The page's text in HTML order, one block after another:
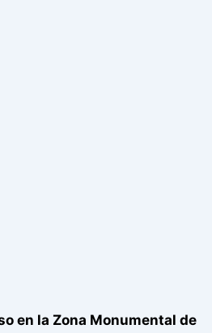
en la Zona Monumental de